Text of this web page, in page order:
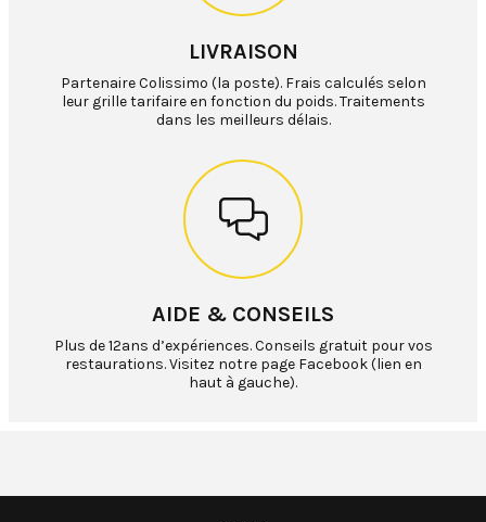
LIVRAISON
Partenaire Colissimo (la poste). Frais calculés selon
leur grille tarifaire en fonction du poids. Traitements
dans les meilleurs délais.
AIDE & CONSEILS
Plus de 12ans d’expériences. Conseils gratuit pour vos
restaurations. Visitez notre page Facebook (lien en
haut à gauche).